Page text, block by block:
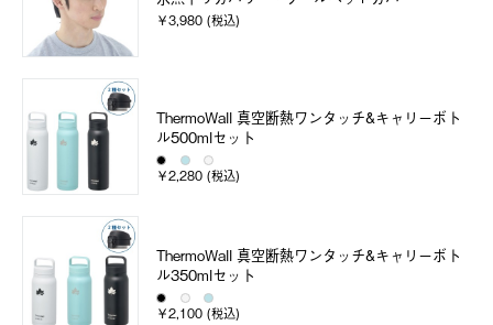
￥3,980 (税込)
ThermoWall 真空断熱ワンタッチ&キャリーボト
ル500mlセット
￥2,280 (税込)
ThermoWall 真空断熱ワンタッチ&キャリーボト
ル350mlセット
￥2,100 (税込)